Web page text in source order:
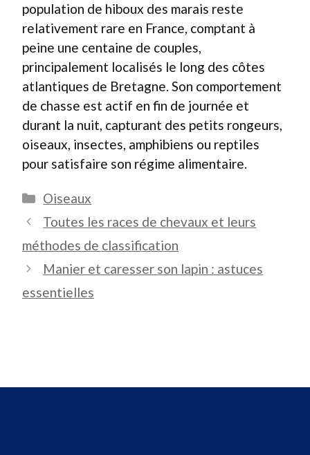
population de hiboux des marais reste
relativement rare en France, comptant à
peine une centaine de couples,
principalement localisés le long des côtes
atlantiques de Bretagne. Son comportement
de chasse est actif en fin de journée et
durant la nuit, capturant des petits rongeurs,
oiseaux, insectes, amphibiens ou reptiles
pour satisfaire son régime alimentaire.
Catégories
Oiseaux
Toutes les races de chevaux et leurs
méthodes de classification
Manier et caresser son lapin : astuces
essentielles